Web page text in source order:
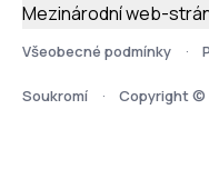
Všeobecné podmínky
Soukromí Copyright ©
Mezinárodní web-